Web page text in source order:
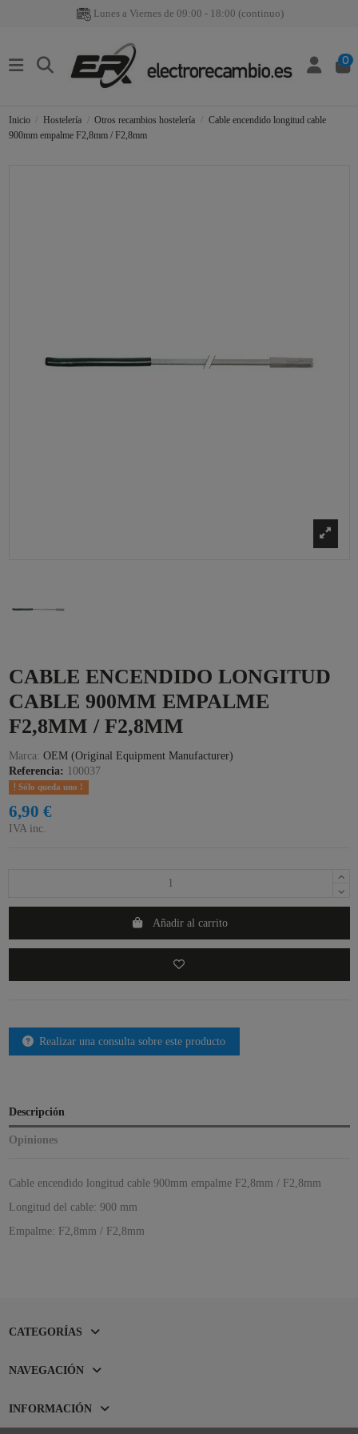
Lunes a Viernes de 09:00 - 18:00 (continuo)
0
Inicio Hostelería Otros recambios hostelería
Cable encendido longitud cable
900mm empalme F2,8mm / F2,8mm
CABLE ENCENDIDO LONGITUD
CABLE 900MM EMPALME
F2,8MM / F2,8MM
Marca: OEM (Original Equipment Manufacturer)
Referencia: 100037
Sólo queda uno !
6,90 €
IVA inc.
Añadir al carrito
Realizar una consulta sobre este producto
Descripción
Opiniones
Cable encendido longitud cable 900mm empalme F2,8mm / F2,8mm
Longitud del cable: 900 mm
Empalme: F2,8mm / F2,8mm
CATEGORÍAS
NAVEGACIÓN
INFORMACIÓN